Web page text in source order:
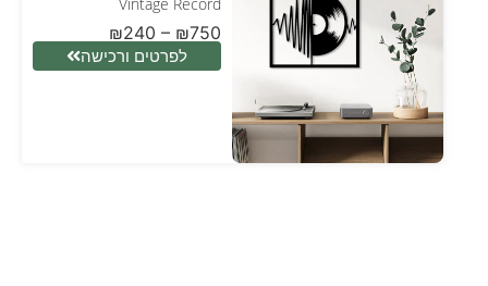
₪240 – ₪750
לפרטים ורכישה